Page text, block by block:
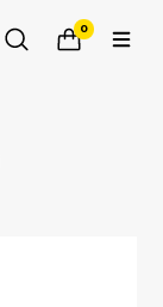
0